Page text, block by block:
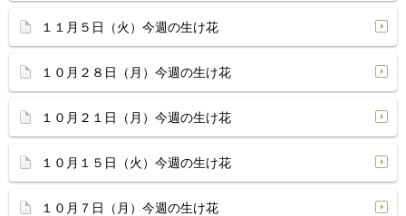
１１月５日（火）今週の生け花
１０月２８日（月）今週の生け花
１０月２１日（月）今週の生け花
１０月１５日（火）今週の生け花
１０月７日（月）今週の生け花